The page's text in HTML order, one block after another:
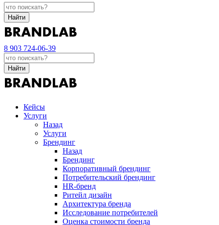
Найти
8 903 724-06-39
Найти
Кейсы
Услуги
Назад
Услуги
Брендинг
Назад
Брендинг
Корпоративный брендинг
Потребительский брендинг
НR-бренд
Ритейл дизайн
Архитектура бренда
Исследование потребителей
Оценка стоимости бренда